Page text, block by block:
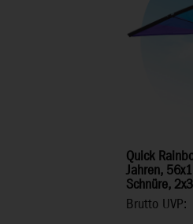
Quick
Jahren,
Schnüre,
Brutto UVP: